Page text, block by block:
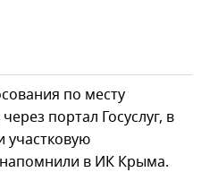
по месту
портал Госуслуг, в
в ИК Крыма.